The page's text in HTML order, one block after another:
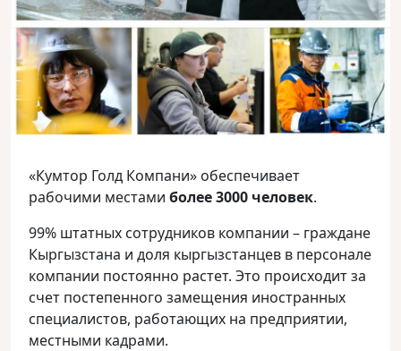
«Кумтор Голд Компани» обеспечивает
рабочими местами более 3000 человек.
99% штатных сотрудников компании – граждане
Кыргызстана и доля кыргызстанцев в персонале
компании постоянно растет. Это происходит за
счет постепенного замещения иностранных
специалистов, работающих на предприятии,
местными кадрами.